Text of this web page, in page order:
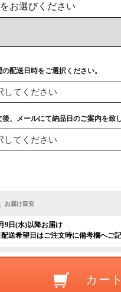
お届け目安
9日(水)以降お届け
送希望日はご注文時に備考欄へご記
カー
の配送日時をご選択ください。
後、メールにて納品日のご案内を致